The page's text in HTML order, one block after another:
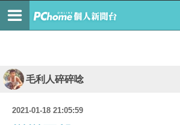
毛利人碎碎唸
2021-01-18 21:05:59